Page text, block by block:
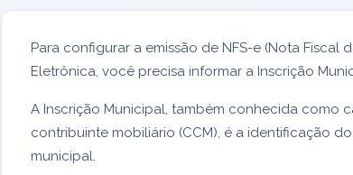
Para configurar a emissão de NFS-e (Nota Fiscal
Eletrônica, você precisa informar a Inscrição
A Inscrição Municipal, também conhecida como
contribuinte mobiliário (CCM), é a identificação
municipal.